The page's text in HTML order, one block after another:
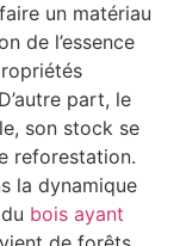
un matériau
de l’essence
part, le
son stock se
reforestation.
la dynamique
bois ayant